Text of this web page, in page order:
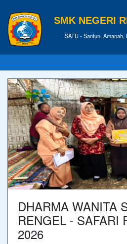
SMK NEGERI
SATU - Santun, Amanah,
DHARMA WANITA
RENGEL - SAFARI
2026